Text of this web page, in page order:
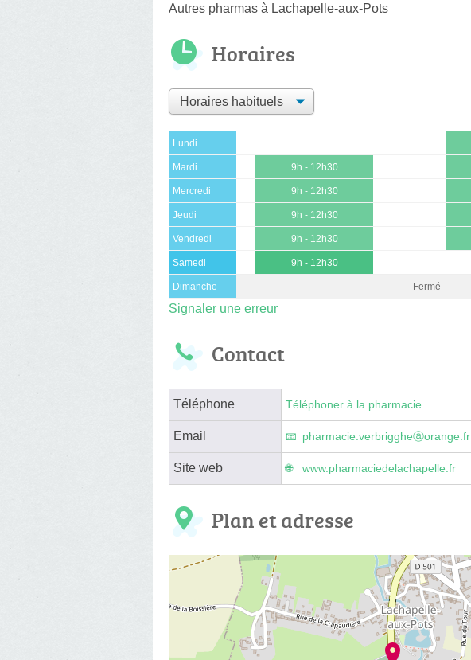
Autres pharmas à Lachapelle-aux-Pots
Horaires
Lundi
Mardi 9h - 12h30
Mercredi 9h - 12h30
Jeudi 9h - 12h30
Vendredi 9h - 12h30
Samedi 9h - 12h30
Dimanche Fermé
Signaler une erreur
Contact
Téléphone Téléphoner à la pharmacie
Email pharmacie.verbriggheⓐorange.fr
Site web www.pharmaciedelachapelle.fr
Plan et adresse